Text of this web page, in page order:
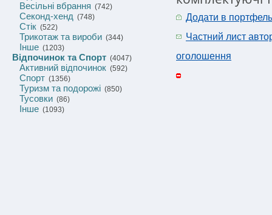
Весільні вбрання (742)
Секонд-хенд (748)
Стік (522)
Трикотаж та вироби (344)
Інше (1203)
Відпочинок та Спорт (4047)
Активний відпочинок (592)
Спорт (1356)
Туризм та подорожі (850)
Тусовки (86)
Інше (1093)
Додати в портфель
Частний лист
оголошення